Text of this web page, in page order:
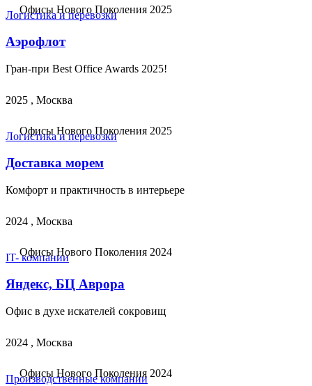
Офисы Нового Поколения 2025
Логистика и перевозки
Аэрофлот
Гран-при Best Office Awards 2025!
2025 , Москва
Офисы Нового Поколения 2025
Логистика и перевозки
Доставка морем
Комфорт и практичность в интерьере
2024 , Москва
Офисы Нового Поколения 2024
IT- компании
Яндекс, БЦ Аврора
Офис в духе искателей сокровищ
2024 , Москва
Офисы Нового Поколения 2024
Производственные компании